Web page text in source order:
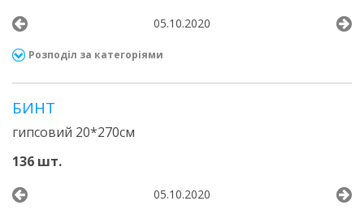
05.10.2020
Розподіл за категоріями
БИНТ
гипсовий 20*270см
136 шт.
05.10.2020